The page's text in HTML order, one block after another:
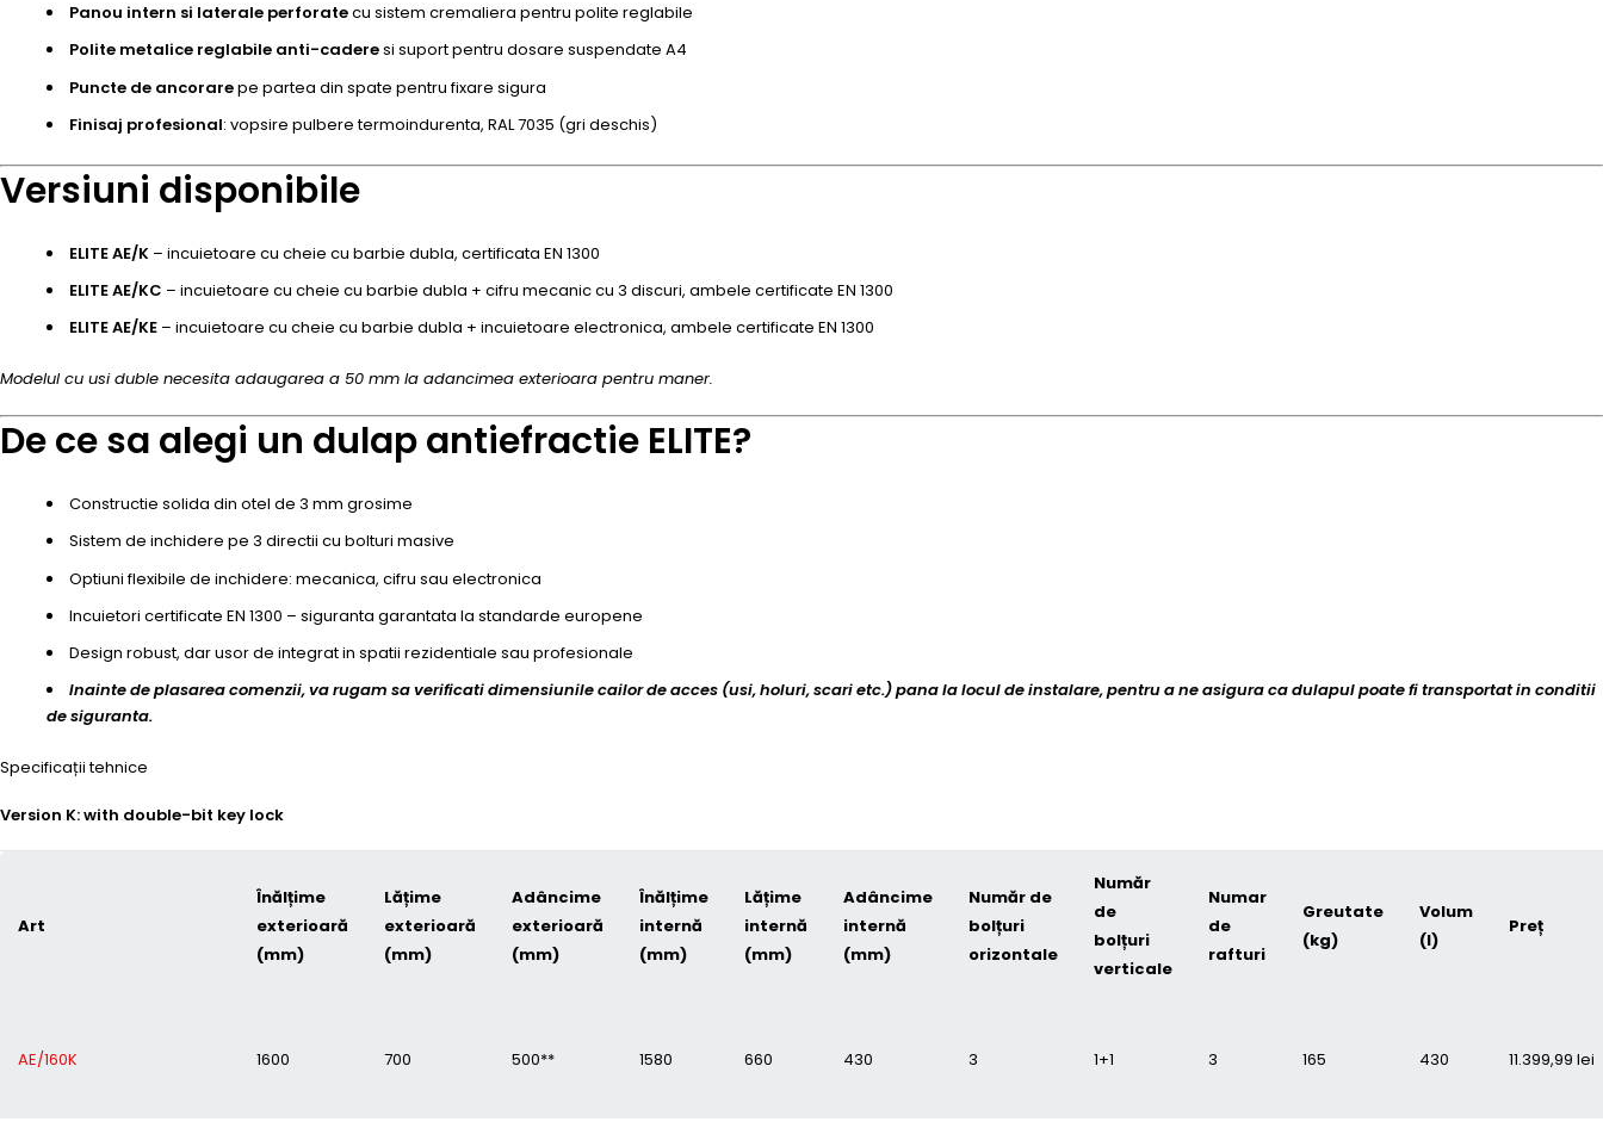
Panou intern si laterale perforatecu sistem cremaliera pentru polite reglabile
Polite metalice reglabile anti-caderesi suport pentru dosare suspendate A4
Puncte de ancorarepe partea din spate pentru fixare sigura
Finisaj profesional: vopsire pulbere termoindurenta, RAL 7035 (gri deschis)
Versiuni disponibile
ELITE AE/K – incuietoare cu cheie cu barbie dubla, certificata EN 1300
ELITE AE/KC – incuietoare cu cheie cu barbie dubla + cifru mecanic cu 3 discuri, ambele certificate EN 1300
ELITE AE/KE – incuietoare cu cheie cu barbie dubla + incuietoare electronica, ambele certificate EN 1300
Modelul cu usi duble necesita adaugarea a 50 mm la adancimea exterioara pentru maner.
De ce sa alegi un dulap antiefractie ELITE?
Constructie solida din otel de 3 mm grosime
Sistem de inchidere pe 3 directii cu bolturi masive
Optiuni flexibile de inchidere: mecanica, cifru sau electronica
Incuietori certificate EN 1300 – siguranta garantata la standarde europene
Design robust, dar usor de integrat in spatii rezidentiale sau profesionale
Inainte de plasarea comenzii, va rugam sa verificati dimensiunile cailor de acces (usi, holuri, scari etc.) pana la locul de instalare, pentru a ne asigura ca dulapul poate fi transportat in conditii
de siguranta.
Specificații tehnice
Version K: with double-bit key lock
Art
Înălțime
exterioară
(mm)
Lățime
exterioară
(mm)
Adâncime
exterioară
(mm)
Înălțime
internă
(mm)
Lățime
internă
(mm)
Adâncime
internă
(mm)
Număr de
bolțuri
orizontale
Număr
de
bolțuri
verticale
Numar
de
rafturi
Greutate
(kg)
Volum
(l)
Preț
AE/160K 1600 700 500** 1580 660 430 3 1+1 3 165 430 11.399,99 lei